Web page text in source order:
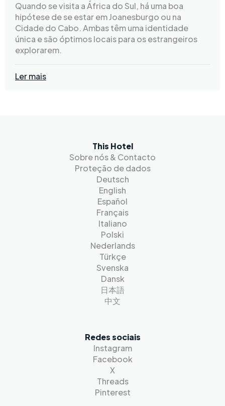
Quando se visita a África do Sul, há uma boa
hipótese de se estar em Joanesburgo ou na
Cidade do Cabo. Ambas têm uma identidade
única e são óptimos locais para os estrangeiros
explorarem.
Ler mais
This Hotel
Sobre nós & Contacto
Proteção de dados
Deutsch
English
Español
Français
Italiano
Polski
Nederlands
Türkçe
Svenska
Dansk
日本語
中文
Redes sociais
Instagram
Facebook
X
Threads
Pinterest